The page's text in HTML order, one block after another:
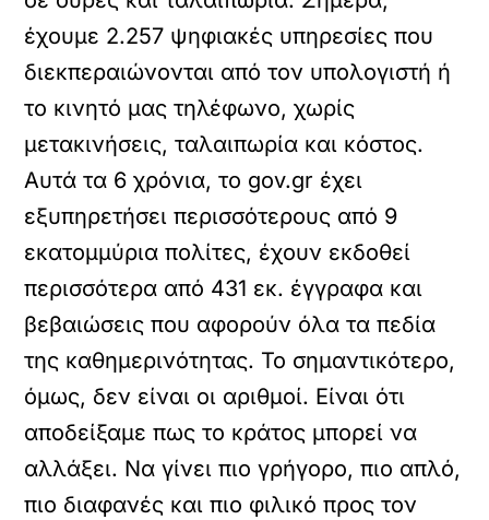
έχουμε 2.257 ψηφιακές υπηρεσίες που
διεκπεραιώνονται από τον υπολογιστή ή
το κινητό μας τηλέφωνο, χωρίς
μετακινήσεις, ταλαιπωρία και κόστος.
Αυτά τα 6 χρόνια, το gov.gr έχει
εξυπηρετήσει περισσότερους από 9
εκατομμύρια πολίτες, έχουν εκδοθεί
περισσότερα από 431 εκ. έγγραφα και
βεβαιώσεις που αφορούν όλα τα πεδία
της καθημερινότητας. Το σημαντικότερο,
όμως, δεν είναι οι αριθμοί. Είναι ότι
αποδείξαμε πως το κράτος μπορεί να
αλλάξει. Να γίνει πιο γρήγορο, πιο απλό,
πιο διαφανές και πιο φιλικό προς τον